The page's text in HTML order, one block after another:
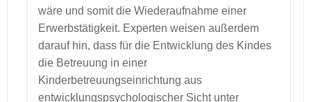
wäre und somit die Wiederaufnahme einer
Erwerbstätigkeit. Experten weisen außerdem
darauf hin, dass für die Entwicklung des Kindes
die Betreuung in einer
Kinderbetreuungseinrichtung aus
entwicklungspsychologischer Sicht unter